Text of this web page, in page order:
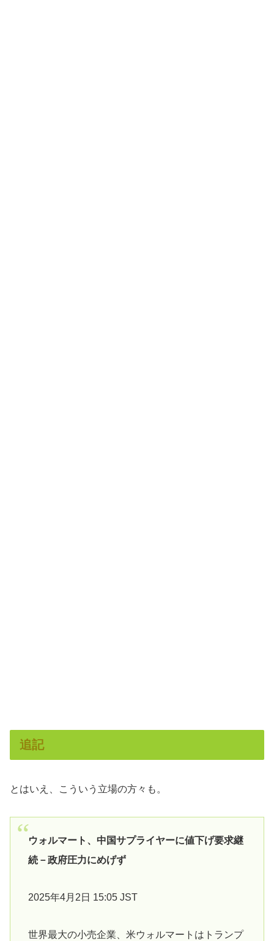
追記
とはいえ、こういう立場の方々も。
ウォルマート、中国サプライヤーに値下げ要求継
続－政府圧力にめげず
2025年4月2日 15:05 JST
世界最大の小売企業、米ウォルマートはトランプ